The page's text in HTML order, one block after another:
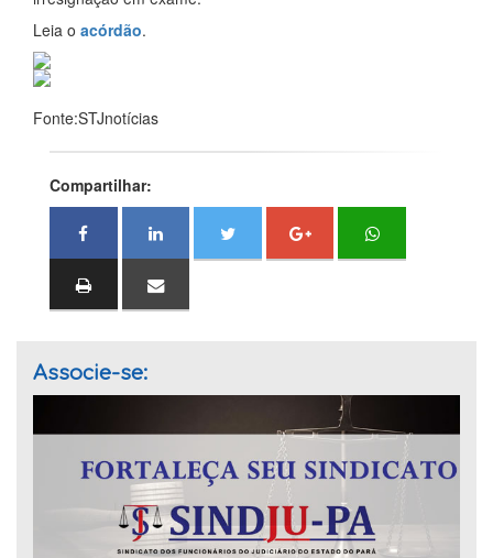
Leia o acórdão.
Fonte:STJnotícias
Compartilhar:
Associe-se: